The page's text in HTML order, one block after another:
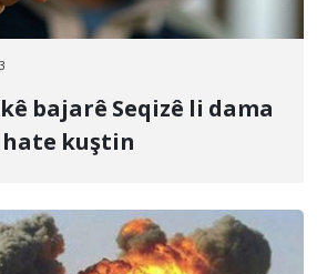
bajarê Seqizê li dama
kuştin